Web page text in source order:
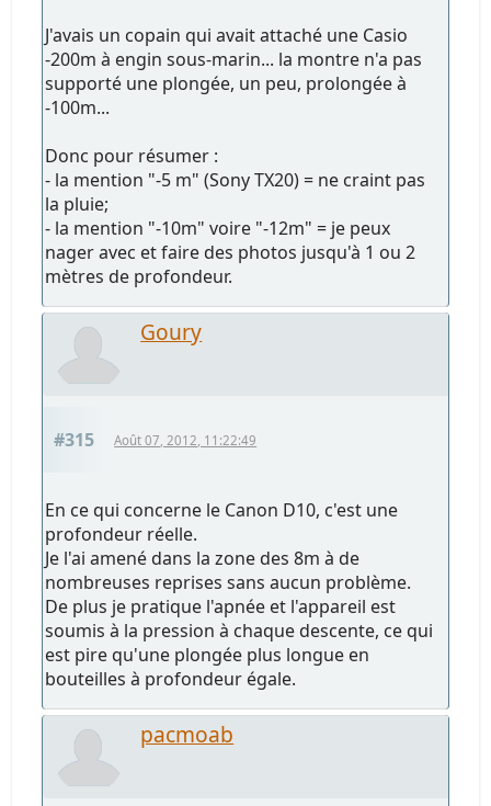
J'avais un copain qui avait attaché une Casio
-200m à engin sous-marin... la montre n'a pas
supporté une plongée, un peu, prolongée à
-100m...
Donc pour résumer :
- la mention "-5 m" (Sony TX20) = ne craint pas
la pluie;
- la mention "-10m" voire "-12m" = je peux
nager avec et faire des photos jusqu'à 1 ou 2
mètres de profondeur.
Goury
#315 Août 07, 2012, 11:22:49
En ce qui concerne le Canon D10, c'est une
profondeur réelle.
Je l'ai amené dans la zone des 8m à de
nombreuses reprises sans aucun problème.
De plus je pratique l'apnée et l'appareil est
soumis à la pression à chaque descente, ce qui
est pire qu'une plongée plus longue en
bouteilles à profondeur égale.
pacmoab